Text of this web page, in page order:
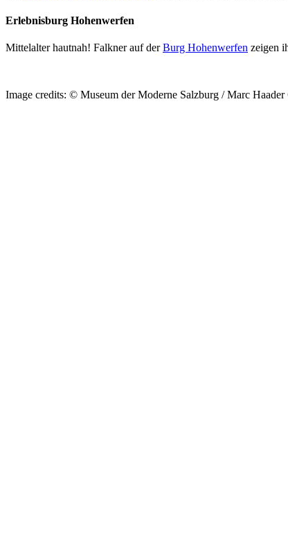
Erlebnisburg Hohenwerfen
Mittelalter hautnah! Falkner auf derBurg Hohenwerfen zeigen
Image credits: © Museum der Moderne Salzburg / Marc